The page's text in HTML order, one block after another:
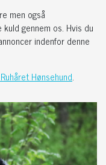
men også
gennem os. Hvis du
indenfor denne
Hønsehund.